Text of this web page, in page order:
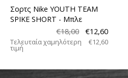
Σορτς Nike YOUTH TEAM
SPIKE SHORT - Μπλε
€18,00
€12,60
Τελευταία χαμηλότερη
τιμή
€12,60